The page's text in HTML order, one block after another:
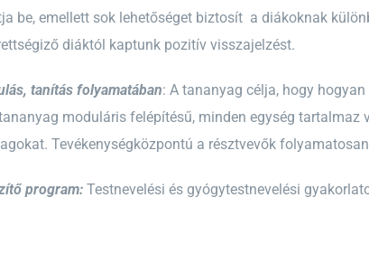
be, emellett sok lehetőséget biztosít a diákoknak
diáktól kaptunk pozitív visszajelzést.
tanítás folyamatában: A tananyag célja, hogy
moduláris felépítésű, minden egység
Tevékenységközpontú a résztvevők
program:Testnevelési és gyógytestnevelési